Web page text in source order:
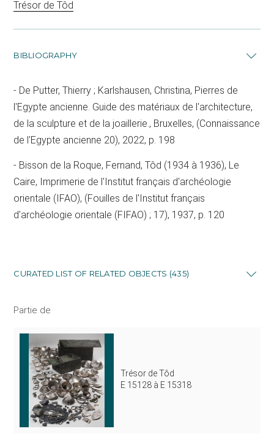
Trésor de Tôd
BIBLIOGRAPHY
De Putter, Thierry ; Karlshausen, Christina, Pierres de
l'Egypte ancienne. Guide des matériaux de l'architecture,
de la sculpture et de la joaillerie., Bruxelles, (Connaissance
de l'Egypte ancienne 20), 2022, p. 198
Bisson de la Roque, Fernand, Tôd (1934 à 1936), Le
Caire, Imprimerie de l'Institut français d'archéologie
orientale (IFAO), (Fouilles de l'Institut français
d'archéologie orientale (FIFAO) ; 17), 1937, p. 120
CURATED LIST OF RELATED OBJECTS (435)
Partie de
Trésor de Tôd
E 15128 à E 15318